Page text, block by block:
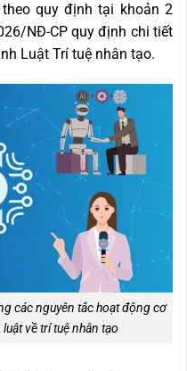
quy định tại khoản 2
NĐ-CP quy định chi tiết
Luật Trí tuệ nhân tạo.
các nguyên tắc hoạt động cơ
về trí tuệ nhân tạo